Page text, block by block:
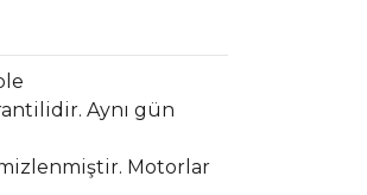
Aynı gün
Motorlar